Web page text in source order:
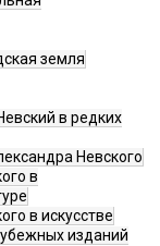
земля
в редких
Невского
в
в искусстве
изданий